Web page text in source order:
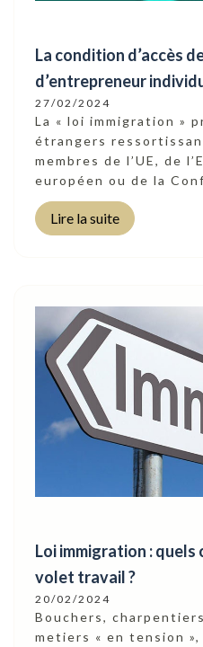
La condition d’accès
d’entrepreneur
27/02/2024
La « loi immigration »
étrangers
membres de l’UE, de
européen ou de la
Lire la suite
Loi immigration :
volet travail ?
20/02/2024
Bouchers,
metiers « en tension